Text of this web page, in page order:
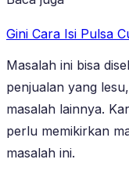
Gini Cara Isi Pulsa
Masalah ini bisa
penjualan yang
masalah lainnya.
perlu memikirkan
masalah ini.